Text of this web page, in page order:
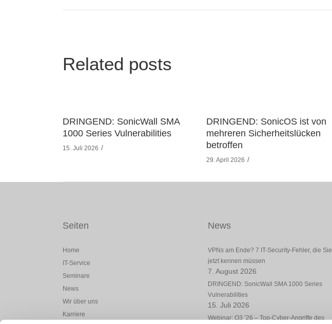
Related posts
DRINGEND: SonicWall SMA
1000 Series Vulnerabilities
15. Juli 2026
DRINGEND: SonicOS ist von
mehreren Sicherheitslücken
betroffen
29. April 2026
Seiten
Home
IT-Service
Seminare
News
Wir über uns
Karriere
News
VPNs am Ende? 7 IT-Security-Fehler, die Sie
jetzt kennen müssen
7. August 2026
DRINGEND: SonicWall SMA 1000 Series
Vulnerabilities
15. Juli 2026
Webinar: Q3 ’26 – Top-Cyber-Angriffe des